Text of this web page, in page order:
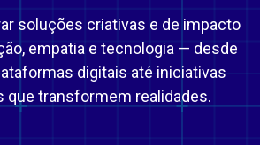
soluções criativas e de impacto
empatia e tecnologia — desde
digitais até iniciativas
que transformem realidades.